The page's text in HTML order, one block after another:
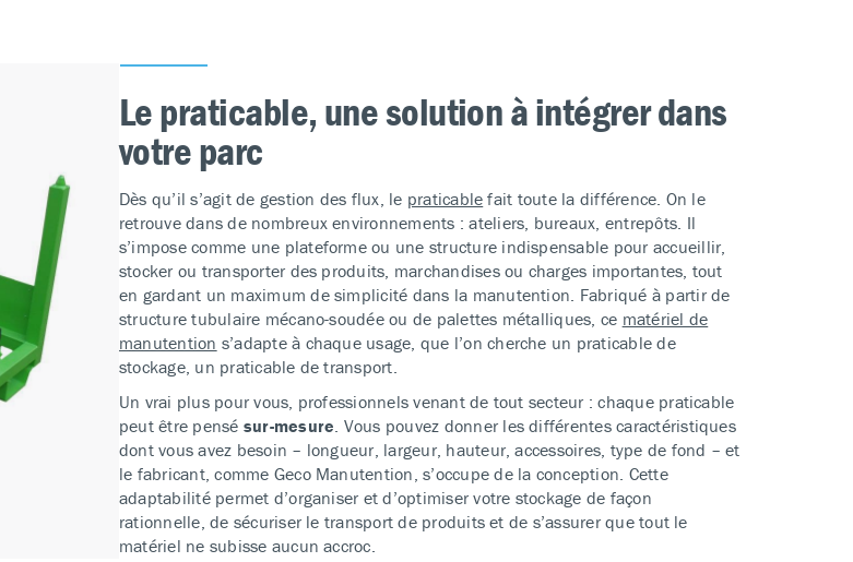
Le praticable, une solution à intégrer dans
votre parc
Dès qu’il s’agit de gestion des flux, le praticable fait toute la différence. On le
retrouve dans de nombreux environnements : ateliers, bureaux, entrepôts. Il
s’impose comme une plateforme ou une structure indispensable pour accueillir,
stocker ou transporter des produits, marchandises ou charges importantes, tout
en gardant un maximum de simplicité dans la manutention. Fabriqué à partir de
structure tubulaire mécano-soudée ou de palettes métalliques, ce matériel de
manutention s’adapte à chaque usage, que l’on cherche un praticable de
stockage, un praticable de transport.
Un vrai plus pour vous, professionnels venant de tout secteur : chaque praticable
peut être pensé sur-mesure. Vous pouvez donner les différentes caractéristiques
dont vous avez besoin – longueur, largeur, hauteur, accessoires, type de fond – et
le fabricant, comme Geco Manutention, s’occupe de la conception. Cette
adaptabilité permet d’organiser et d’optimiser votre stockage de façon
rationnelle, de sécuriser le transport de produits et de s’assurer que tout le
matériel ne subisse aucun accroc.